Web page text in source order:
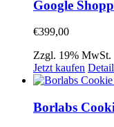
Google
€399,00
Zzgl. 19% MwSt.
Jetzt kaufen
Borlabs